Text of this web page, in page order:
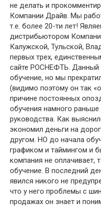
не делать и
Компании Драйв. Мы
т.е. более 20-ти лет!
дистрибьютором
Калужской, Тульской,
первых трех,
сайте РОСНЕФТЬ. Данный
обучение, но мы
(видимо поэтому он так
причине постоянных
обучения намного
руководства. Как
экономил деньги на
другом. НО до начала
графиком и таймингом и
компания не оплачивает,
обучение. В последний
явился никого не
что у него проблемы с
продажах он знает и